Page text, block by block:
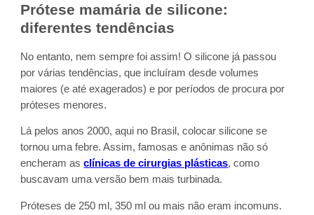
Prótese mamária de silicone:
diferentes tendências
No entanto, nem sempre foi assim! O silicone já passou
por várias tendências, que incluíram desde volumes
maiores (e até exagerados) e por períodos de procura por
próteses menores.
Lá pelos anos 2000, aqui no Brasil, colocar silicone se
tornou uma febre. Assim, famosas e anônimas não só
encheram asclínicas de cirurgias plásticas, como
buscavam uma versão bem mais turbinada.
Próteses de 250 ml, 350 ml ou mais não eram incomuns.